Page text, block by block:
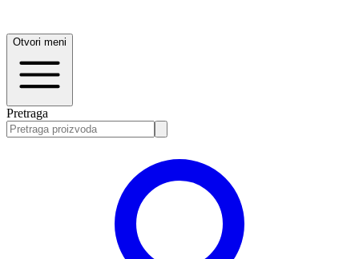
Otvori meni
Pretraga